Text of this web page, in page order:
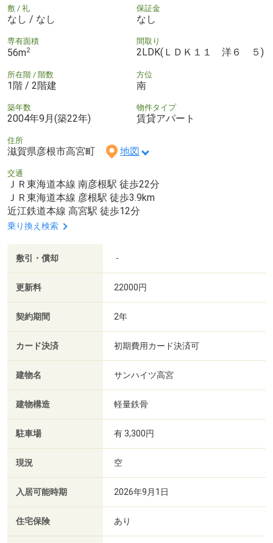
敷 / 礼
なし / なし
保証金
なし
専有面積
56m2
間取り
2LDK(ＬＤＫ１１ 洋６ ５)
所在階 / 階数
1階 / 2階建
方位
南
築年数
2004年9月(築22年)
物件タイプ
賃貸アパート
住所
滋賀県彦根市高宮町 地図
交通
ＪＲ東海道本線 南彦根駅 徒歩22分
ＪＲ東海道本線 彦根駅 徒歩3.9km
近江鉄道本線 高宮駅 徒歩12分
乗り換え検索
敷引・償却 -
更新料 22000円
契約期間 2年
カード決済 初期費用カード決済可
建物名 サンハイツ高宮
建物構造 軽量鉄骨
駐車場 有 3,300円
現況 空
入居可能時期 2026年9月1日
住宅保険 あり